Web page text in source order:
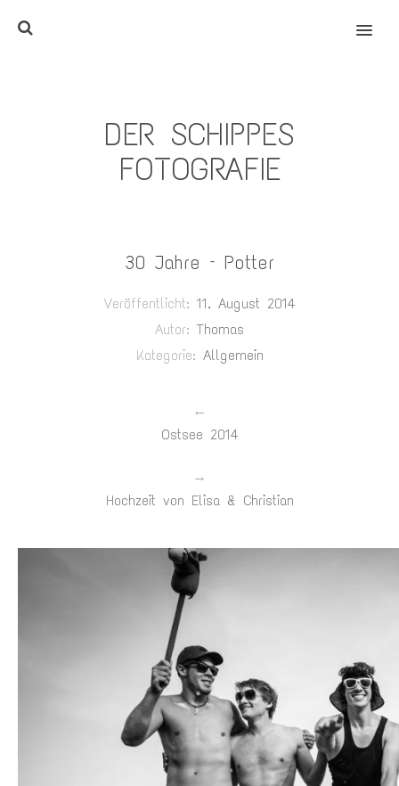
MENU
DER SCHIPPES
FOTOGRAFIE
30 Jahre – Potter
Veröffentlicht: 11. August 2014
Autor:Thomas
Kategorie: Allgemein
←
Ostsee 2014
→
Hochzeit von Elisa & Christian